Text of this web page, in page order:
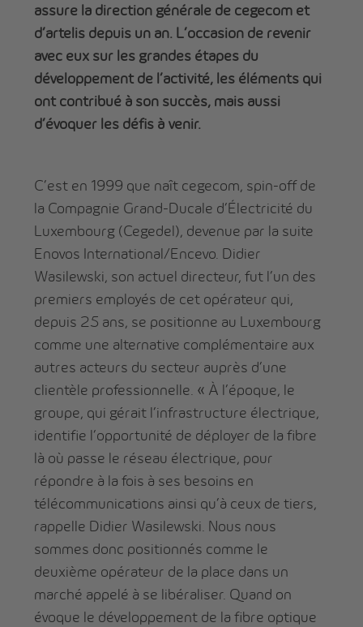
assure la direction générale de cegecom et
d’artelis depuis un an. L’occasion de revenir
avec eux sur les grandes étapes du
développement de l’activité, les éléments qui
ont contribué à son succès, mais aussi
d’évoquer les défis à venir.
C’est en 1999 que naît cegecom, spin-off de
la Compagnie Grand-Ducale d’Électricité du
Luxembourg (Cegedel), devenue par la suite
Enovos International/Encevo. Didier
Wasilewski, son actuel directeur, fut l’un des
premiers employés de cet opérateur qui,
depuis 25 ans, se positionne au Luxembourg
comme une alternative complémentaire aux
autres acteurs du secteur auprès d’une
clientèle professionnelle. « À l’époque, le
groupe, qui gérait l’infrastructure électrique,
identifie l’opportunité de déployer de la fibre
là où passe le réseau électrique, pour
répondre à la fois à ses besoins en
télécommunications ainsi qu’à ceux de tiers,
rappelle Didier Wasilewski. Nous nous
sommes donc positionnés comme le
deuxième opérateur de la place dans un
marché appelé à se libéraliser. Quand on
évoque le développement de la fibre optique